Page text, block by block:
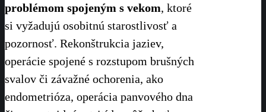
problémom spojeným s vekom, ktoré
si vyžadujú osobitnú starostlivosť a
pozornosť. Rekonštrukcia jaziev,
operácie spojené s rozstupom brušných
svalov či závažné ochorenia, ako
endometrióza, operácia panvového dna